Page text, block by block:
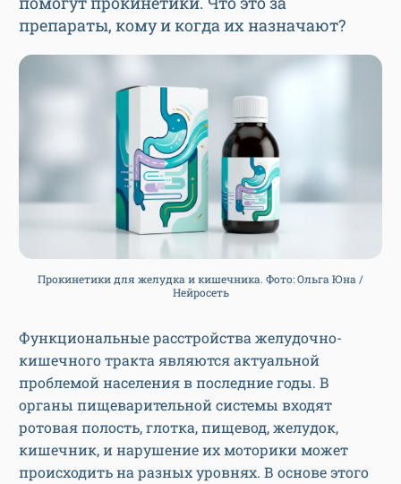
препараты, кому и когда их назначают?
Прокинетики для желудка и кишечника. Фото: Ольга Юна /
Нейросеть
Функциональные расстройства желудочно-
кишечного тракта являются актуальной
проблемой населения в последние годы. В
органы пищеварительной системы входят
ротовая полость, глотка, пищевод, желудок,
кишечник, и нарушение их моторики может
происходить на разных уровнях. В основе этого